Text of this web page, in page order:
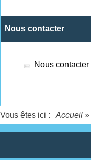
Nous contacter
Nous contacter
Vous êtes ici : Accueil »